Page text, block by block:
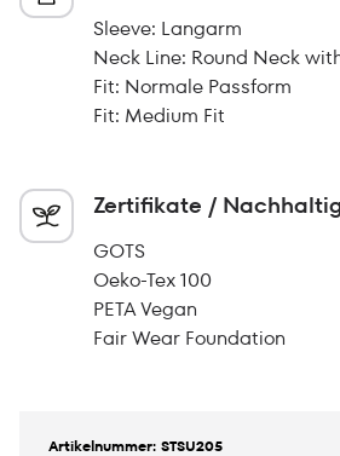
Sleeve: Langarm
Neck Line: Round Neck
Fit: Normale Passform
Fit: Medium Fit
Zertifikate /
GOTS
Oeko-Tex 100
PETA Vegan
Fair Wear Foundation
Artikelnummer: STSU205